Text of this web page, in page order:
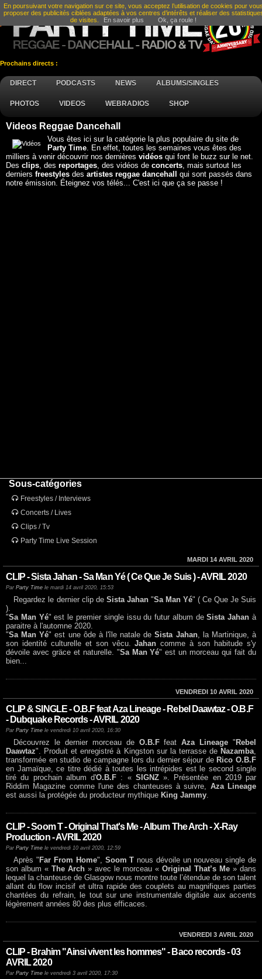
Prochains directs :
DIRECT PODCASTS NEWS ALBUMS/SINGLES
PHOTOS VIDEOS WEBRADIOS SHOP
Videos Reggae Dancehall
Vous êtes ici sur la catégorie la plus populaire du site de
Party Time. En effet, toutes les semaines vous êtes des
milliers à venir découvrir nos dernières vidéos qui font le buzz sur le net.
Des clips, des reportages, des vidéos de concerts, mais surtout les
derniers freestyles des artistes reggae dancehall qui sont passés dans
notre émission. Éteignez vos télés... C'est ici que ça se passe !
Sous-catégories
Freestyles / Interviews
Concerts / Lives
Clips / Tv
Party Time Live Session
MARDI 14 AVRIL 2020
CLIP - Sista Jahan - Sa Man Yé ( Ce Que Je Suis ) - AVRIL 2020
Par Party Time le mardi 14 avril 2020, 15:53
Regardez le dernier clip deSista Jahan"Sa Man Yé" ( Ce Que Je Suis
).
"Sa Man Yé" est le premier single issu du futur album deSista Jahan à
paraitre à l'automne 2020.
"Sa Man Yé" est une ôde à l'île natale deSista Jahan, la Martinique, à
son identité culturelle et son vêcu.Jahan comme à son habitude s'y
dévoile avec gräce et naturelle. "Sa Man Yé" est un morceau qui fait du
bien...
VENDREDI 10 AVRIL 2020
CLIP & SINGLE - O.B.F feat Aza Lineage - Rebel Daawtaz - O.B.F
- Dubquake Records - AVRIL 2020
Par Party Time le vendredi 10 avril 2020, 16:30
Découvrez le dernier morceau de O.B.FfeatAza Lineage " Rebel
Daawtaz". Produit et enregistré à Kingston sur la terrasse de Nazamba,
transformée en studio de campagne lors du dernier séjour de Rico O.B.F
en Jamaïque, ce titre dédié à toutes les intrépides est le second single
tiré du prochain album d'O.B.F : « SIGNZ». Présentée en 2019 par
Riddim Magazine comme l'une des chanteuses à suivre, Aza Lineage
est aussi la protégée du producteur mythique King Jammy.
CLIP - Soom T - Original That's Me - Album The Arch - X-Ray
Production - AVRIL 2020
Par Party Time le vendredi 10 avril 2020, 12:59
Après " Far From Home", Soom T nous dévoile un nouveau single de
son album « The Arch » avec le morceau « Original That’s Me » dans
lequel la chanteuse de Glasgow nous montre toute l’étendue de son talent
allant du flow incisif et ultra rapide des couplets au magnifiques parties
chantées du refrain, le tout sur une instrumentale digitale aux accents
légèrement années 80 des plus efficaces.
VENDREDI 3 AVRIL 2020
CLIP - Brahim "Ainsi vivent les hommes" - Baco records - 03
AVRIL 2020
Par Party Time le vendredi 3 avril 2020, 17:30
En poursuivant votre navigation sur ce site, vous acceptez l’utilisation de cookies pour
proposer des publicités ciblées adaptées à vos centres d’intérêts et réaliser des
de visites.
En savoir plus Ok, ça roule !